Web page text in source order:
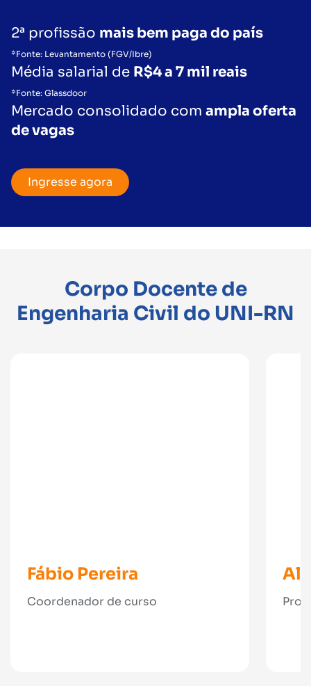
2ª profissão mais bem paga do país
*Fonte: Levantamento (FGV/Ibre)
Média salarial de R$4 a 7 mil reais
*Fonte: Glassdoor
Mercado consolidado com ampla oferta
de vagas
Ingresse agora
Corpo Docente de
Engenharia Civil do UNI-RN
Fábio Pereira
Coordenador de curso